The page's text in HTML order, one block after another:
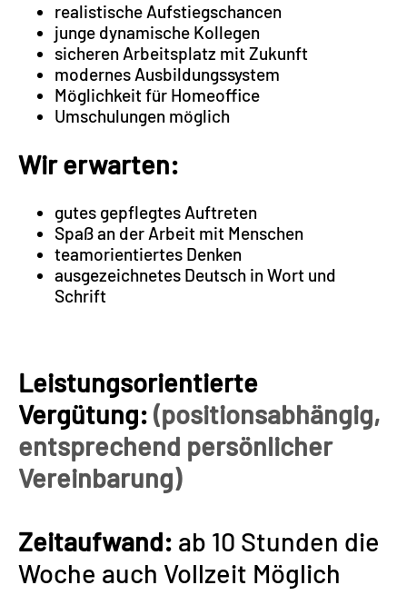
realistische Aufstiegschancen
junge dynamische Kollegen
sicheren Arbeitsplatz mit Zukunft
modernes Ausbildungssystem
Möglichkeit für Homeoffice
Umschulungen möglich
Wir erwarten:
gutes gepflegtes Auftreten
Spaß an der Arbeit mit Menschen
teamorientiertes Denken
ausgezeichnetes Deutsch in Wort und
Schrift
Leistungsorientierte
Vergütung: (positionsabhängig,
entsprechend persönlicher
Vereinbarung)
Zeitaufwand: ab 10 Stunden die
Woche auch Vollzeit Möglich